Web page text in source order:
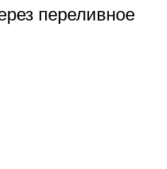
переливное